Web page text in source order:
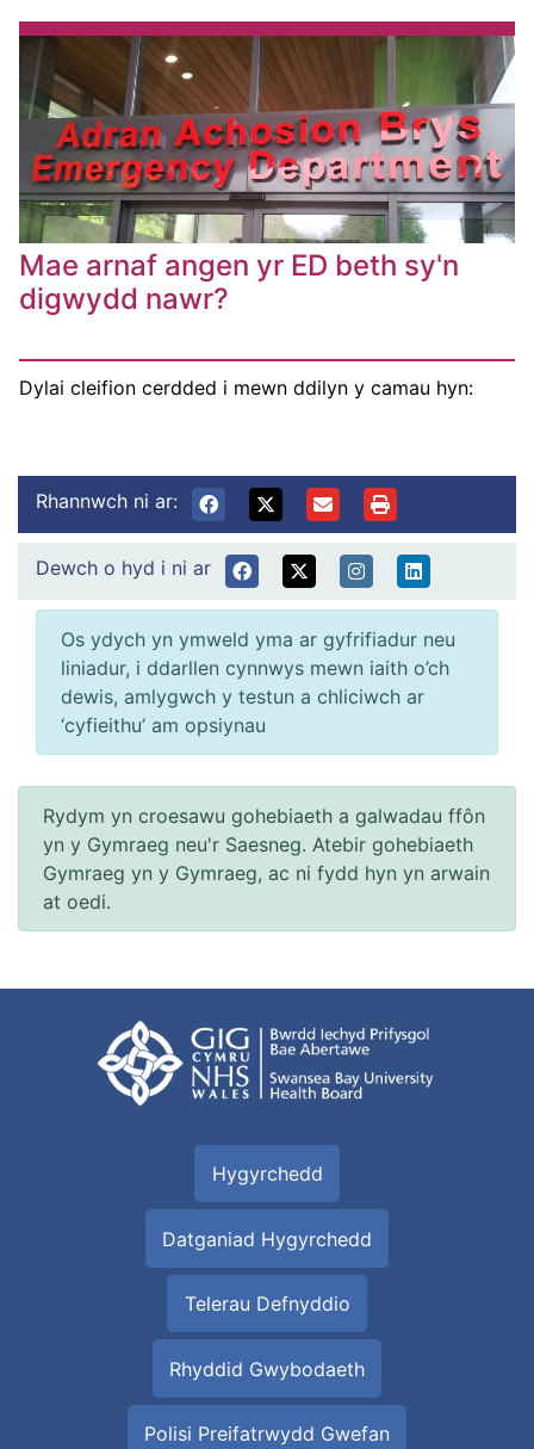
Mae arnaf angen yr ED beth sy'n
digwydd nawr?
Dylai cleifion cerdded i mewn ddilyn y camau hyn:
Rhannwch ni ar:
Dewch o hyd i ni ar
Os ydych yn ymweld yma ar gyfrifiadur neu
liniadur, i ddarllen cynnwys mewn iaith o’ch
dewis, amlygwch y testun a chliciwch ar
‘cyfieithu’ am opsiynau
Rydym yn croesawu gohebiaeth a galwadau ffôn
yn y Gymraeg neu'r Saesneg. Atebir gohebiaeth
Gymraeg yn y Gymraeg, ac ni fydd hyn yn arwain
at oedi.
Hygyrchedd
Datganiad Hygyrchedd
Telerau Defnyddio
Rhyddid Gwybodaeth
Polisi Preifatrwydd Gwefan